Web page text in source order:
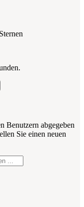
Benutzern abgegeben
Sie einen neuen